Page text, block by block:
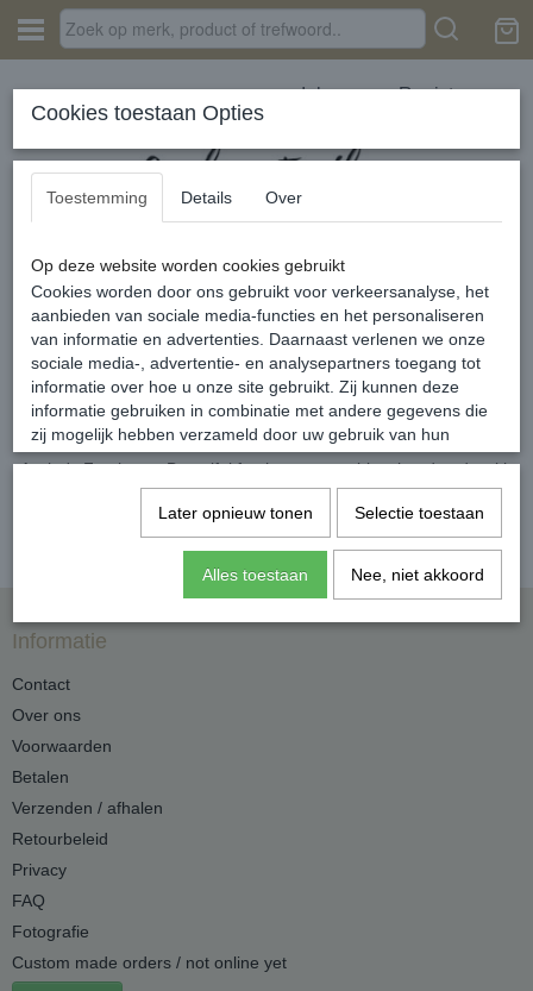
Inloggen Registreren
Home › Festival kleding & accessoires › Bikini's
Helaas bevinden er zich in deze categorie nog geen producten.
Probeert u het later nog eens!
Aysha's Feathers - Beautiful feather accessoiries, handmade with
lots of love
Informatie
Contact
Over ons
Voorwaarden
Betalen
Verzenden / afhalen
Retourbeleid
Privacy
FAQ
Fotografie
Custom made orders / not online yet
Cookies toestaan Opties
Toestemming Details Over
Op deze website worden cookies gebruikt
Cookies worden door ons gebruikt voor verkeersanalyse, het
aanbieden van sociale media-functies en het personaliseren
van informatie en advertenties. Daarnaast verlenen we onze
sociale media-, advertentie- en analysepartners toegang tot
informatie over hoe u onze site gebruikt. Zij kunnen deze
informatie gebruiken in combinatie met andere gegevens die
zij mogelijk hebben verzameld door uw gebruik van hun
diensten of die u hen hebt verstrekt.
Later opnieuw tonen Selectie toestaan
Alles toestaan Nee, niet akkoord